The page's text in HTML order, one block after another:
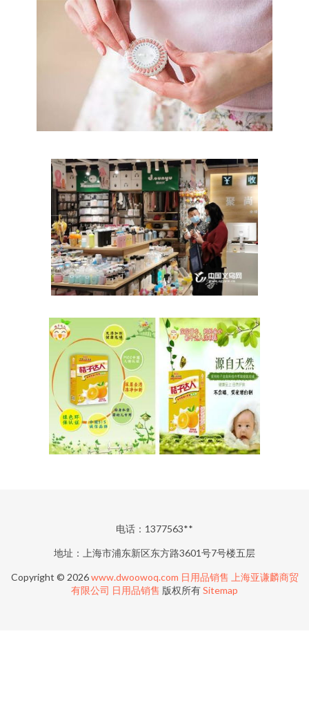
电话：1377563**
地址：上海市浦东新区东方路3601号7号楼五层
Copyright © 2026www.dwoowoq.com 日用品销售
上海亚谦麟商贸
有限公司 日用品销售 版权所有Sitemap